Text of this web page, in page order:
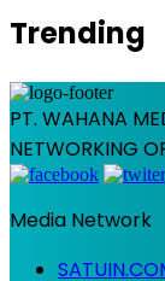
Trending
PT. WAHANA
NETWORKING
Media Network